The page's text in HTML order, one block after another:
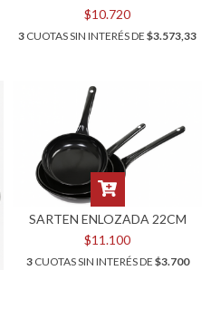
$10.720
3 CUOTAS SIN INTERÉS DE $3.573,33
SARTEN ENLOZADA 22CM
$11.100
3CUOTAS SIN INTERÉS DE $3.700